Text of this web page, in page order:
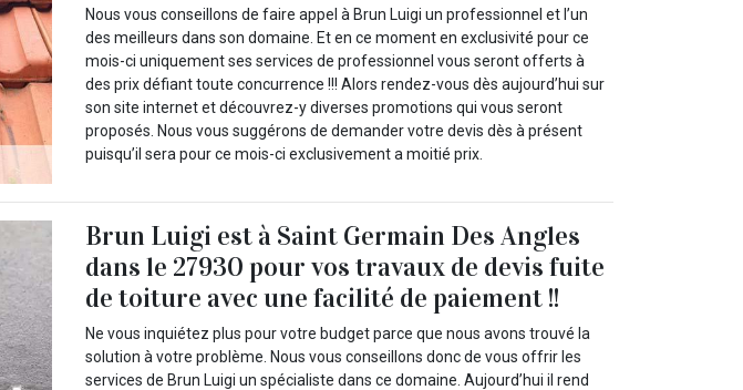
Nous vous conseillons de faire appel à Brun Luigi un professionnel et l’un
des meilleurs dans son domaine. Et en ce moment en exclusivité pour ce
mois-ci uniquement ses services de professionnel vous seront offerts à
des prix défiant toute concurrence !!! Alors rendez-vous dès aujourd’hui sur
son site internet et découvrez-y diverses promotions qui vous seront
proposés. Nous vous suggérons de demander votre devis dès à présent
puisqu’il sera pour ce mois-ci exclusivement a moitié prix.
Brun Luigi est à Saint Germain Des Angles
dans le 27930 pour vos travaux de devis fuite
de toiture avec une facilité de paiement !!
Ne vous inquiétez plus pour votre budget parce que nous avons trouvé la
solution à votre problème. Nous vous conseillons donc de vous offrir les
services de Brun Luigi un spécialiste dans ce domaine. Aujourd’hui il rend